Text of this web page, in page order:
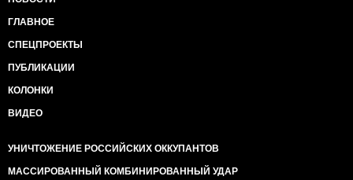
ГЛАВНОЕ
СПЕЦПРОЕКТЫ
ПУБЛИКАЦИИ
КОЛОНКИ
ВИДЕО
УНИЧТОЖЕНИЕ РОССИЙСКИХ ОККУПАНТОВ
МАССИРОВАННЫЙ КОМБИНИРОВАННЫЙ УДАР